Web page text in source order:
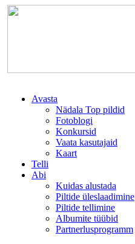
Avasta
Nädala Top pildid
Fotoblogi
Konkursid
Vaata kasutajaid
Kaart
Telli
Abi
Kuidas alustada
Piltide üleslaadimine
Piltide tellimine
Albumite tüübid
Partnerlusprogramm